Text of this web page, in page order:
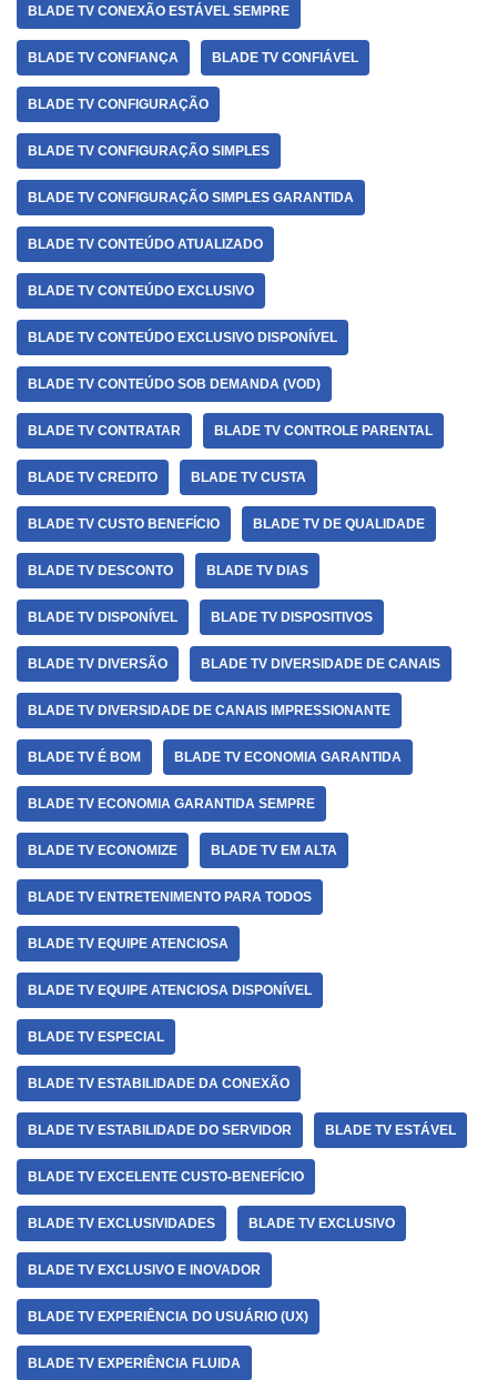
BLADE TV CONEXÃO ESTÁVEL SEMPRE
BLADE TV CONFIANÇA BLADE TV CONFIÁVEL
BLADE TV CONFIGURAÇÃO
BLADE TV CONFIGURAÇÃO SIMPLES
BLADE TV CONFIGURAÇÃO SIMPLES GARANTIDA
BLADE TV CONTEÚDO ATUALIZADO
BLADE TV CONTEÚDO EXCLUSIVO
BLADE TV CONTEÚDO EXCLUSIVO DISPONÍVEL
BLADE TV CONTEÚDO SOB DEMANDA (VOD)
BLADE TV CONTRATAR BLADE TV CONTROLE PARENTAL
BLADE TV CREDITO BLADE TV CUSTA
BLADE TV CUSTO BENEFÍCIO BLADE TV DE QUALIDADE
BLADE TV DESCONTO BLADE TV DIAS
BLADE TV DISPONÍVEL BLADE TV DISPOSITIVOS
BLADE TV DIVERSÃO BLADE TV DIVERSIDADE DE CANAIS
BLADE TV DIVERSIDADE DE CANAIS IMPRESSIONANTE
BLADE TV É BOM BLADE TV ECONOMIA GARANTIDA
BLADE TV ECONOMIA GARANTIDA SEMPRE
BLADE TV ECONOMIZE BLADE TV EM ALTA
BLADE TV ENTRETENIMENTO PARA TODOS
BLADE TV EQUIPE ATENCIOSA
BLADE TV EQUIPE ATENCIOSA DISPONÍVEL
BLADE TV ESPECIAL
BLADE TV ESTABILIDADE DA CONEXÃO
BLADE TV ESTABILIDADE DO SERVIDOR BLADE TV ESTÁVEL
BLADE TV EXCELENTE CUSTO-BENEFÍCIO
BLADE TV EXCLUSIVIDADES BLADE TV EXCLUSIVO
BLADE TV EXCLUSIVO E INOVADOR
BLADE TV EXPERIÊNCIA DO USUÁRIO (UX)
BLADE TV EXPERIÊNCIA FLUIDA